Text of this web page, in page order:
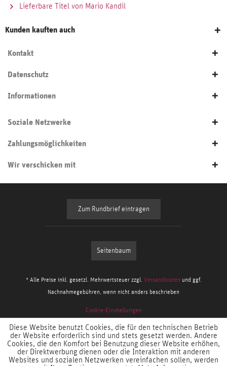
Lieferbare Titel von Mario Kandil
Kunden kauften auch
Kontakt
Datenschutz
Informationen
Soziale Netzwerke
Zahlungsmöglichkeiten
Wir verschicken mit
Zum Rundbrief eintragen
Seitenbaum
* Alle Preise inkl. gesetzl. Mehrwertsteuer zzgl. Versandkosten und ggf.
Nachnahmegebühren, wenn nicht anders beschrieben
Cookie-Einstellungen
Diese Website benutzt Cookies, die für den technischen Betrieb
der Website erforderlich sind und stets gesetzt werden. Andere
Cookies, die den Komfort bei Benutzung dieser Website erhöhen,
der Direktwerbung dienen oder die Interaktion mit anderen
Websites und sozialen Netzwerken vereinfachen sollen, werden